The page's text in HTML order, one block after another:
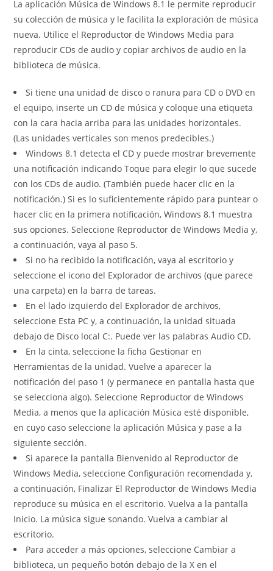
entrada:
entrada:
La aplicación Música de Windows 8.1 le permite reproducir
su colección de música y le facilita la exploración de música
nueva. Utilice el Reproductor de Windows Media para
reproducir CDs de audio y copiar archivos de audio en la
biblioteca de música.
Si tiene una unidad de disco o ranura para CD o DVD en
el equipo, inserte un CD de música y coloque una etiqueta
con la cara hacia arriba para las unidades horizontales.
(Las unidades verticales son menos predecibles.)
Windows 8.1 detecta el CD y puede mostrar brevemente
una notificación indicando Toque para elegir lo que sucede
con los CDs de audio. (También puede hacer clic en la
notificación.) Si es lo suficientemente rápido para puntear o
hacer clic en la primera notificación, Windows 8.1 muestra
sus opciones. Seleccione Reproductor de Windows Media y,
a continuación, vaya al paso 5.
Si no ha recibido la notificación, vaya al escritorio y
seleccione el icono del Explorador de archivos (que parece
una carpeta) en la barra de tareas.
En el lado izquierdo del Explorador de archivos,
seleccione Esta PC y, a continuación, la unidad situada
debajo de Disco local C:. Puede ver las palabras Audio CD.
En la cinta, seleccione la ficha Gestionar en
Herramientas de la unidad. Vuelve a aparecer la
notificación del paso 1 (y permanece en pantalla hasta que
se selecciona algo). Seleccione Reproductor de Windows
Media, a menos que la aplicación Música esté disponible,
en cuyo caso seleccione la aplicación Música y pase a la
siguiente sección.
Si aparece la pantalla Bienvenido al Reproductor de
Windows Media, seleccione Configuración recomendada y,
a continuación, Finalizar El Reproductor de Windows Media
reproduce su música en el escritorio. Vuelva a la pantalla
Inicio. La música sigue sonando. Vuelva a cambiar al
escritorio.
Para acceder a más opciones, seleccione Cambiar a
biblioteca, un pequeño botón debajo de la X en el